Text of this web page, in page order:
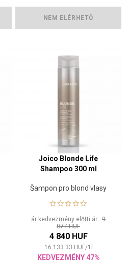
NEM ELÉRHETŐ
Joico Blonde Life
Shampoo 300 ml
Šampon pro blond vlasy
ár kedvezmény előtti ár: 9
077 HUF
4 840 HUF
16 133.33 HUF/1
KEDVEZMÉNY 47%